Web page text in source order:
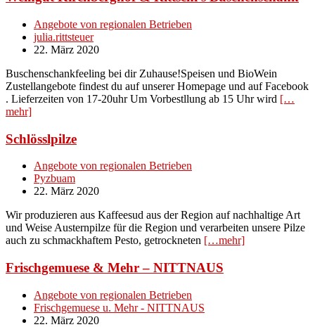
Angebote von regionalen Betrieben
julia.rittsteuer
22. März 2020
Buschenschankfeeling bei dir Zuhause!Speisen und BioWein
Zustellangebote findest du auf unserer Homepage und auf Facebook
. Lieferzeiten von 17-20uhr Um Vorbestllung ab 15 Uhr wird […
mehr]
Schlösslpilze
Angebote von regionalen Betrieben
Pyzbuam
22. März 2020
Wir produzieren aus Kaffeesud aus der Region auf nachhaltige Art
und Weise Austernpilze für die Region und verarbeiten unsere Pilze
auch zu schmackhaftem Pesto, getrockneten […mehr]
Frischgemuese & Mehr – NITTNAUS
Angebote von regionalen Betrieben
Frischgemuese u. Mehr - NITTNAUS
22. März 2020